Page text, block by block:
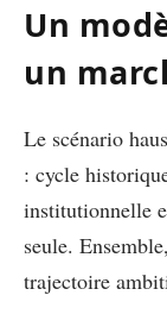
Un
un
Le scénario
: cycle
institutionnelle
seule.
trajectoire